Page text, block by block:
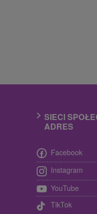
SIECI
ADRES
Facebook
Instagram
YouTube
TikTok